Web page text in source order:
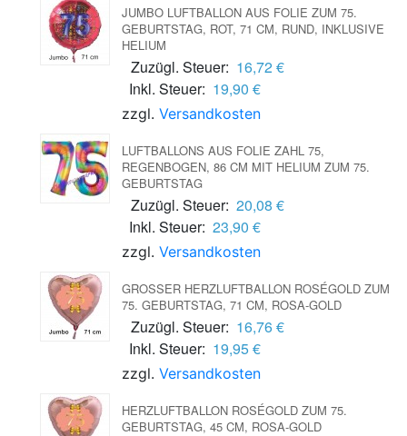
JUMBO LUFTBALLON AUS FOLIE ZUM 75.
GEBURTSTAG, ROT, 71 CM, RUND, INKLUSIVE
HELIUM
Zuzügl. Steuer: 16,72 €
Inkl. Steuer: 19,90 €
zzgl. Versandkosten
LUFTBALLONS AUS FOLIE ZAHL 75,
REGENBOGEN, 86 CM MIT HELIUM ZUM 75.
GEBURTSTAG
Zuzügl. Steuer: 20,08 €
Inkl. Steuer: 23,90 €
zzgl. Versandkosten
GROSSER HERZLUFTBALLON ROSÉGOLD ZUM 7
5. GEBURTSTAG, 71 CM, ROSA-GOLD
Zuzügl. Steuer: 16,76 €
Inkl. Steuer: 19,95 €
zzgl. Versandkosten
HERZLUFTBALLON ROSÉGOLD ZUM 75.
GEBURTSTAG, 45 CM, ROSA-GOLD